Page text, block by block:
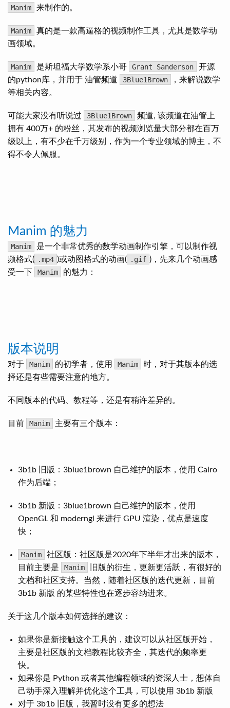
Manim
来制作的。
Manim
真的是一款高逼格的视频制作工具，尤其是数学动
画领域。
Manim 是斯坦福大学数学系小哥 Grant Sanderson
开源
的python库，并用于 油管频道
3Blue1Brown
，来解说数学
等相关内容。
可能大家没有听说过 3Blue1Brown
频道, 该频道在油管上
拥有 400万+ 的粉丝，其发布的视频浏览量大部分都在百万
级以上，有不少在千万级别，作为一个专业领域的博主，不
得不令人佩服。
Manim 的魅力
Manim
是一个非常优秀的数学动画制作引擎，可以制作视
频格式( .mp4 )或动图格式的动画( .gif )，先来几个动画感
受一下
Manim 的魅力：
版本说明
对于 Manim 的初学者，使用 Manim
时，对于其版本的选
择还是有些需要注意的地方。
不同版本的代码、教程等，还是有稍许差异的。
目前 Manim 主要有三个版本：
3b1b 旧版：3blue1brown 自己维护的版本，使用 Cairo
作为后端；
3b1b 新版：3blue1brown 自己维护的版本，使用
OpenGL 和 moderngl 来进行 GPU 渲染，优点是速度
快；
Manim
社区版：社区版是2020年下半年才出来的版本，
目前主要是
Manim
旧版的衍生，更新更活跃，有很好的
文档和社区支持。当然，随着社区版的迭代更新，目前
3b1b 新版 的某些特性也在逐步容纳进来。
关于这几个版本如何选择的建议：
如果你是新接触这个工具的，建议可以从社区版开始，
主要是社区版的文档教程比较齐全，其迭代的频率更
快。
如果你是 Python 或者其他编程领域的资深人士，想体自
己动手深入理解并优化这个工具，可以使用 3b1b 新版
对于 3b1b 旧版，我暂时没有更多的想法